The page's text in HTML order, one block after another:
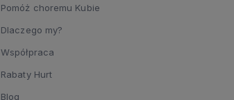
Pomóż choremu Kubie
Dlaczego my?
Współpraca
Rabaty Hurt
Blog